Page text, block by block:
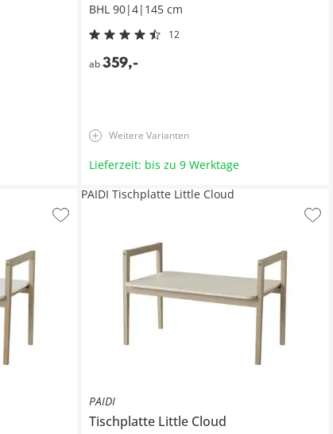
BHL 90|4|145 cm
12
ab 359,-
Weitere Varianten
Lieferzeit: bis zu 9 Werktage
PAIDI
Tischplatte Little Cloud
PAIDI Tischplatte Little Cloud